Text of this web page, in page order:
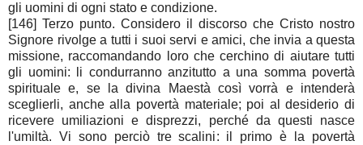
gli uomini di ogni stato e condizione.
[146] Terzo punto. Considero il discorso che Cristo nostro
Signore rivolge a tutti i suoi servi e amici, che invia a questa
missione, raccomandando loro che cerchino di aiutare tutti
gli uomini: li condurranno anzitutto a una somma povertà
spirituale e, se la divina Maestà così vorrà e intenderà
sceglierli, anche alla povertà materiale; poi al desiderio di
ricevere umiliazioni e disprezzi, perché da questi nasce
l'umiltà. Vi sono perciò tre scalini: il primo è la povertà